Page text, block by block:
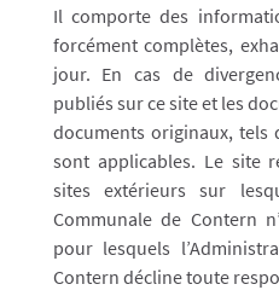
Il comporte des
forcément complètes,
jour. En cas de
publiés sur ce site et les
documents originaux, tels
sont applicables. Le site
sites extérieurs sur
Communale de Contern
pour lesquels
Contern décline toute